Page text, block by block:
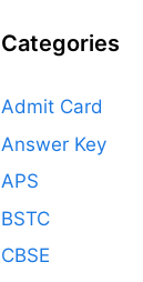
Categories
Admit Card
Answer Key
APS
BSTC
CBSE